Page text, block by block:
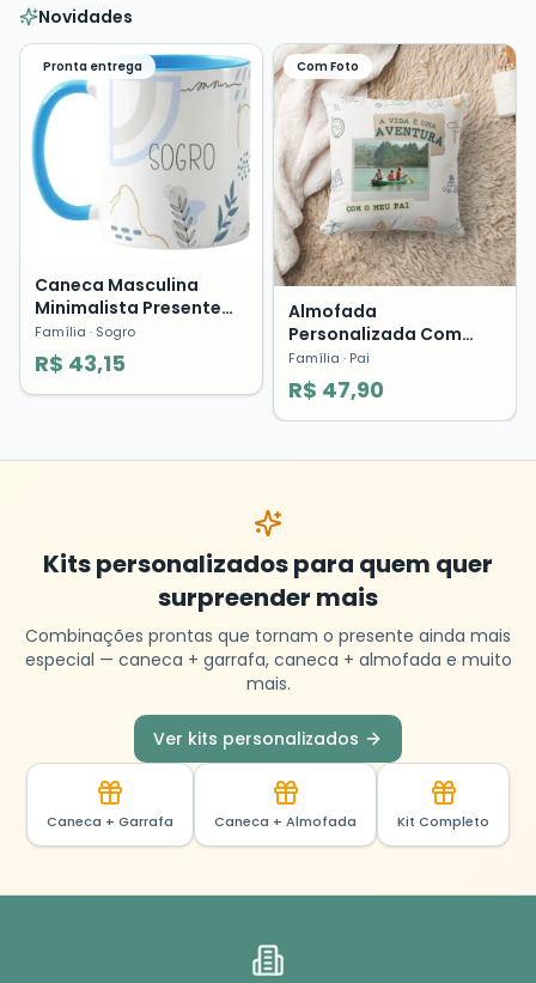
Novidades
Pronta entrega
Caneca Masculina
Minimalista Presente
Sogro Segundo Pai
Família Pronta Entrega
Família · Sogro
R$ 43,15
Com Foto
Almofada
Personalizada Com
Foto Pai Você é Uma
Aventura Presente Dia
dos Pais
Família · Pai
R$ 47,90
Kits personalizados para quem quer
surpreender mais
Combinações prontas que tornam o presente ainda mais
especial — caneca + garrafa, caneca + almofada e muito
mais.
Ver kits personalizados
Caneca + Garrafa Caneca + Almofada Kit Completo